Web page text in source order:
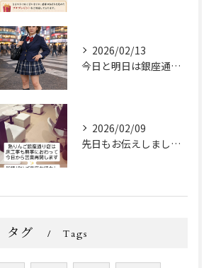
2026/02/13
今日と明日は銀座通り店の女の子達がバレンタインなので、
2026/02/09
先日もお伝えしましたが、
タグ Tags